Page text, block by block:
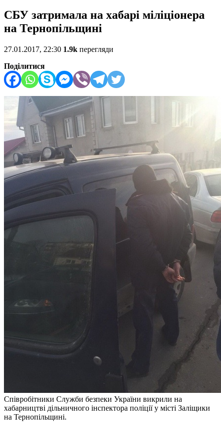
СБУ затримала на хабарі міліціонера
на Тернопільщині
27.01.2017, 22:30 1.9k перегляди
Поділитися
Співробітники Служби безпеки України викрили на
хабарництві дільничного інспектора поліції у місті Заліщики
на Тернопільщині.